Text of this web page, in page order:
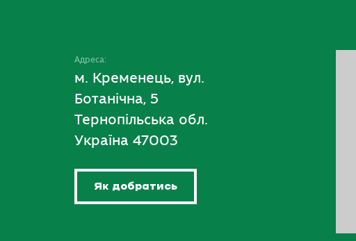
Адреса:
м. Кременець, вул.
Ботанічна, 5
Тернопільська обл.
Україна 47003
Як добратись